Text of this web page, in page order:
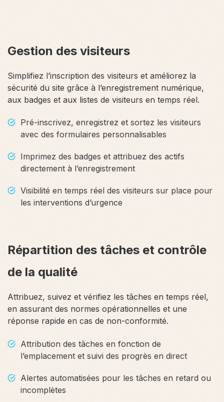
Gestion des visiteurs
Simplifiez l’inscription des visiteurs et améliorez la
sécurité du site grâce à l’enregistrement numérique,
aux badges et aux listes de visiteurs en temps réel.
Pré-inscrivez, enregistrez et sortez les visiteurs
avec des formulaires personnalisables
Imprimez des badges et attribuez des actifs
directement à l’enregistrement
Visibilité en temps réel des visiteurs sur place pour
les interventions d’urgence
Répartition des tâches et contrôle
de la qualité
Attribuez, suivez et vérifiez les tâches en temps réel,
en assurant des normes opérationnelles et une
réponse rapide en cas de non-conformité.
Attribution des tâches en fonction de
l’emplacement et suivi des progrès en direct
Alertes automatisées pour les tâches en retard ou
incomplètes